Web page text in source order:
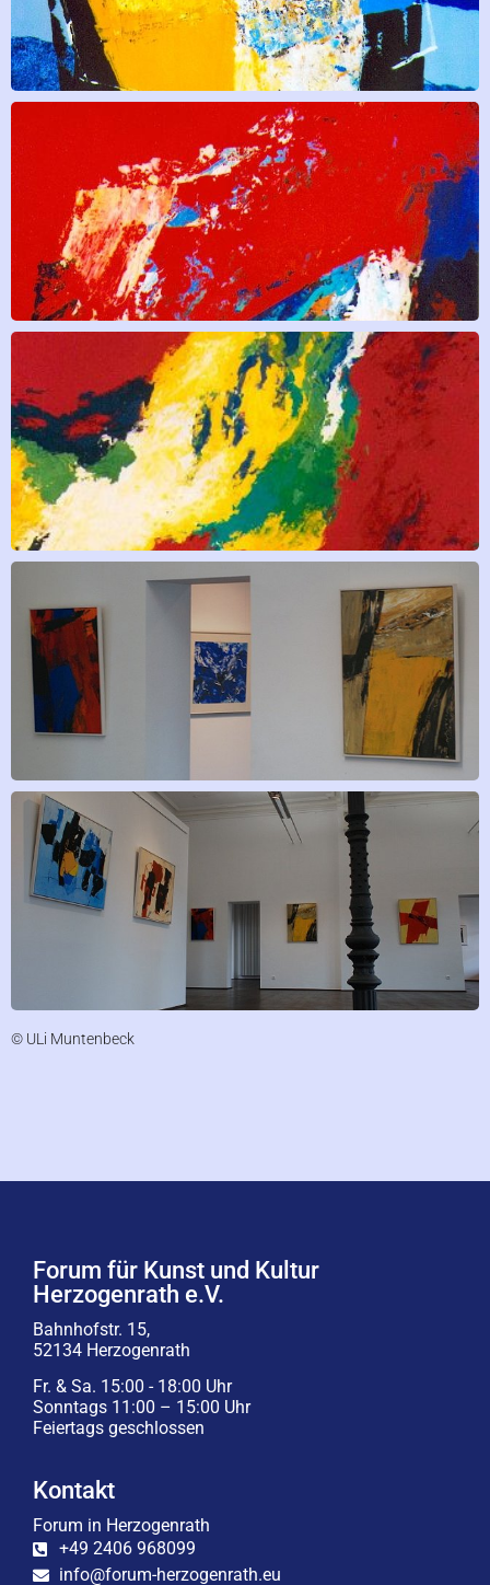
© ULi Muntenbeck
Forum für Kunst und Kultur
Herzogenrath e.V.
Bahnhofstr. 15,
52134 Herzogenrath
Fr. & Sa. 15:00 - 18:00 Uhr
Sonntags 11:00 – 15:00 Uhr
Feiertags geschlossen
Kontakt
Forum in Herzogenrath
+49 2406 968099
info@forum-herzogenrath.eu